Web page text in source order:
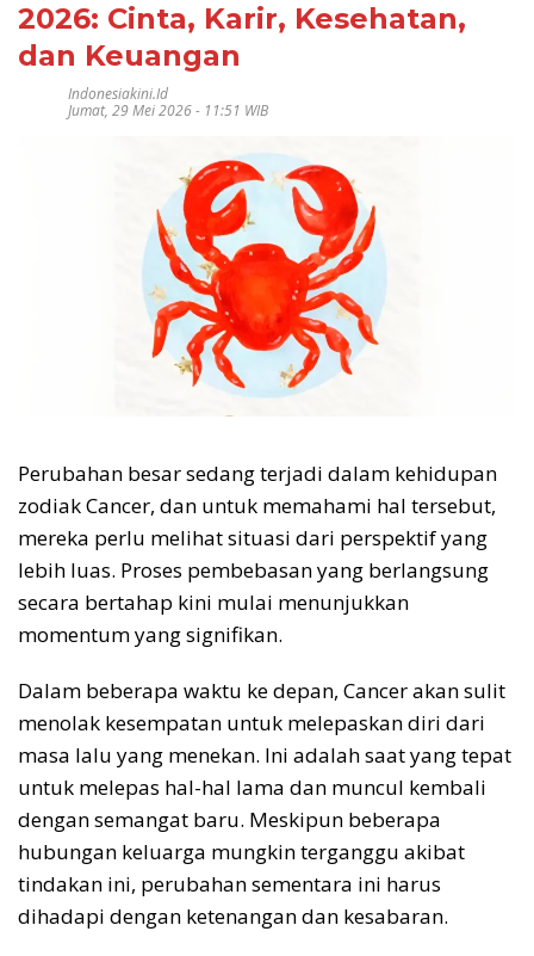
2026: Cinta, Karir, Kesehatan,
dan Keuangan
Indonesiakini.id
Jumat, 29 Mei 2026 - 11:51 WIB
Perubahan besar sedang terjadi dalam kehidupan
zodiak Cancer, dan untuk memahami hal tersebut,
mereka perlu melihat situasi dari perspektif yang
lebih luas. Proses pembebasan yang berlangsung
secara bertahap kini mulai menunjukkan
momentum yang signifikan.
Dalam beberapa waktu ke depan, Cancer akan sulit
menolak kesempatan untuk melepaskan diri dari
masa lalu yang menekan. Ini adalah saat yang tepat
untuk melepas hal-hal lama dan muncul kembali
dengan semangat baru. Meskipun beberapa
hubungan keluarga mungkin terganggu akibat
tindakan ini, perubahan sementara ini harus
dihadapi dengan ketenangan dan kesabaran.